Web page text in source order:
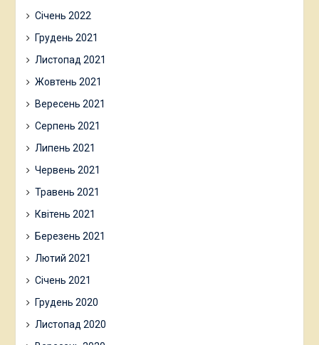
Січень 2022
Грудень 2021
Листопад 2021
Жовтень 2021
Вересень 2021
Серпень 2021
Липень 2021
Червень 2021
Травень 2021
Квітень 2021
Березень 2021
Лютий 2021
Січень 2021
Грудень 2020
Листопад 2020